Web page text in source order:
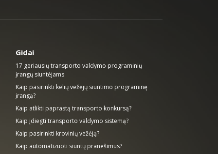
Gidai
17 geriausių transporto valdymo programinių
įrangų siuntėjams
Kaip pasirinkti kelių vežėjų siuntimo programinę
įrangą?
Kaip atlikti paprastą transporto konkursą?
Kaip įdiegti transporto valdymo sistemą?
Kaip pasirinkti krovinių vežėją?
Kaip automatizuoti siuntų pranešimus?